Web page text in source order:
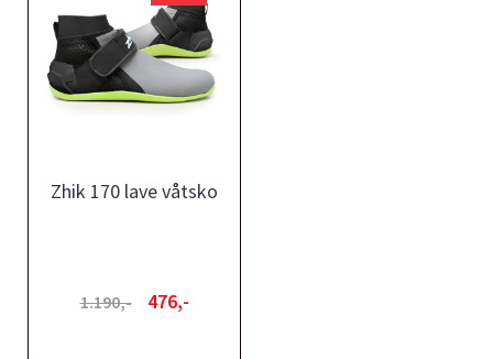
Zhik 170 lave våtsko
1.190,- 476,-